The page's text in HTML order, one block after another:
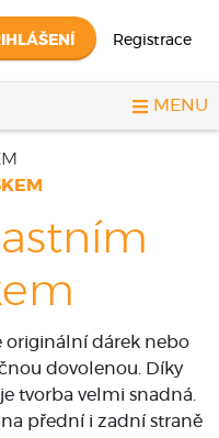
Registrace
MENU
originální dárek nebo
dovolenou. Díky
tvorba velmi snadná.
přední i zadní straně